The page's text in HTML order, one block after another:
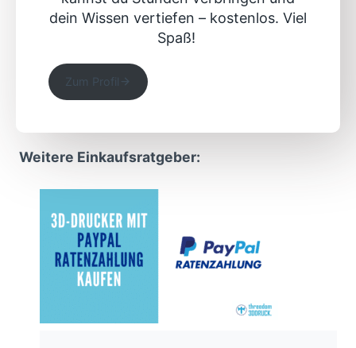
dein Wissen vertiefen – kostenlos. Viel
Spaß!
Zum Profil
Weitere Einkaufsratgeber: